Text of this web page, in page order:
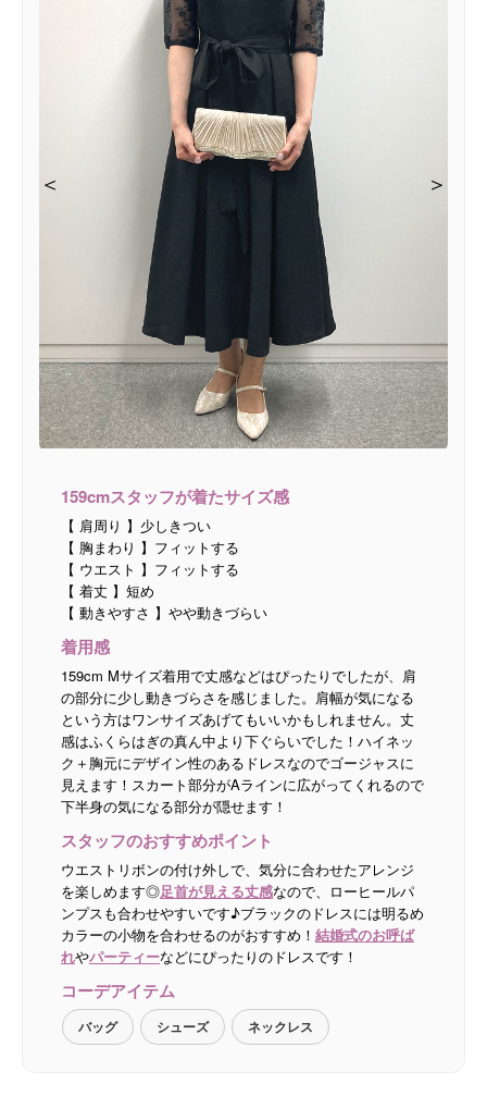
＜ ＞
＜ ＞
＜ ＞
＜ ＞
159cmスタッフが着たサイズ感
【 肩周り 】少しきつい
【 胸まわり 】フィットする
【 ウエスト 】フィットする
【 着丈 】短め
【 動きやすさ 】やや動きづらい
着用感
159cm Mサイズ着用で丈感などはぴったりでしたが、肩
の部分に少し動きづらさを感じました。肩幅が気になる
という方はワンサイズあげてもいいかもしれません。丈
感はふくらはぎの真ん中より下ぐらいでした！ハイネッ
ク＋胸元にデザイン性のあるドレスなのでゴージャスに
見えます！スカート部分がAラインに広がってくれるので
下半身の気になる部分が隠せます！
スタッフのおすすめポイント
ウエストリボンの付け外しで、気分に合わせたアレンジ
を楽しめます◎足首が見える丈感なので、ローヒールパ
ンプスも合わせやすいです♪ブラックのドレスには明るめ
カラーの小物を合わせるのがおすすめ！ 結婚式のお呼ば
れやパーティーなどにぴったりのドレスです！
コーデアイテム
バッグ シューズ ネックレス